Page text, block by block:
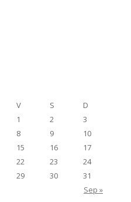
V S
D
1
2
3
8 9
10
15 16
17
22 23
24
29 30
31
Sep »